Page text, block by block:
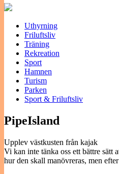
Uthyrning
Friluftsliv
Träning
Rekreation
Sport
Hamnen
Turism
Parken
Sport & Friluftsliv
PipeIsland
Upplev västkusten från kajak
Vi kan inte tänka oss ett bättre sätt
hur den skall manövreras, men